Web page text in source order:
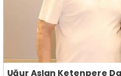
Uğur Aslan Ketenpere